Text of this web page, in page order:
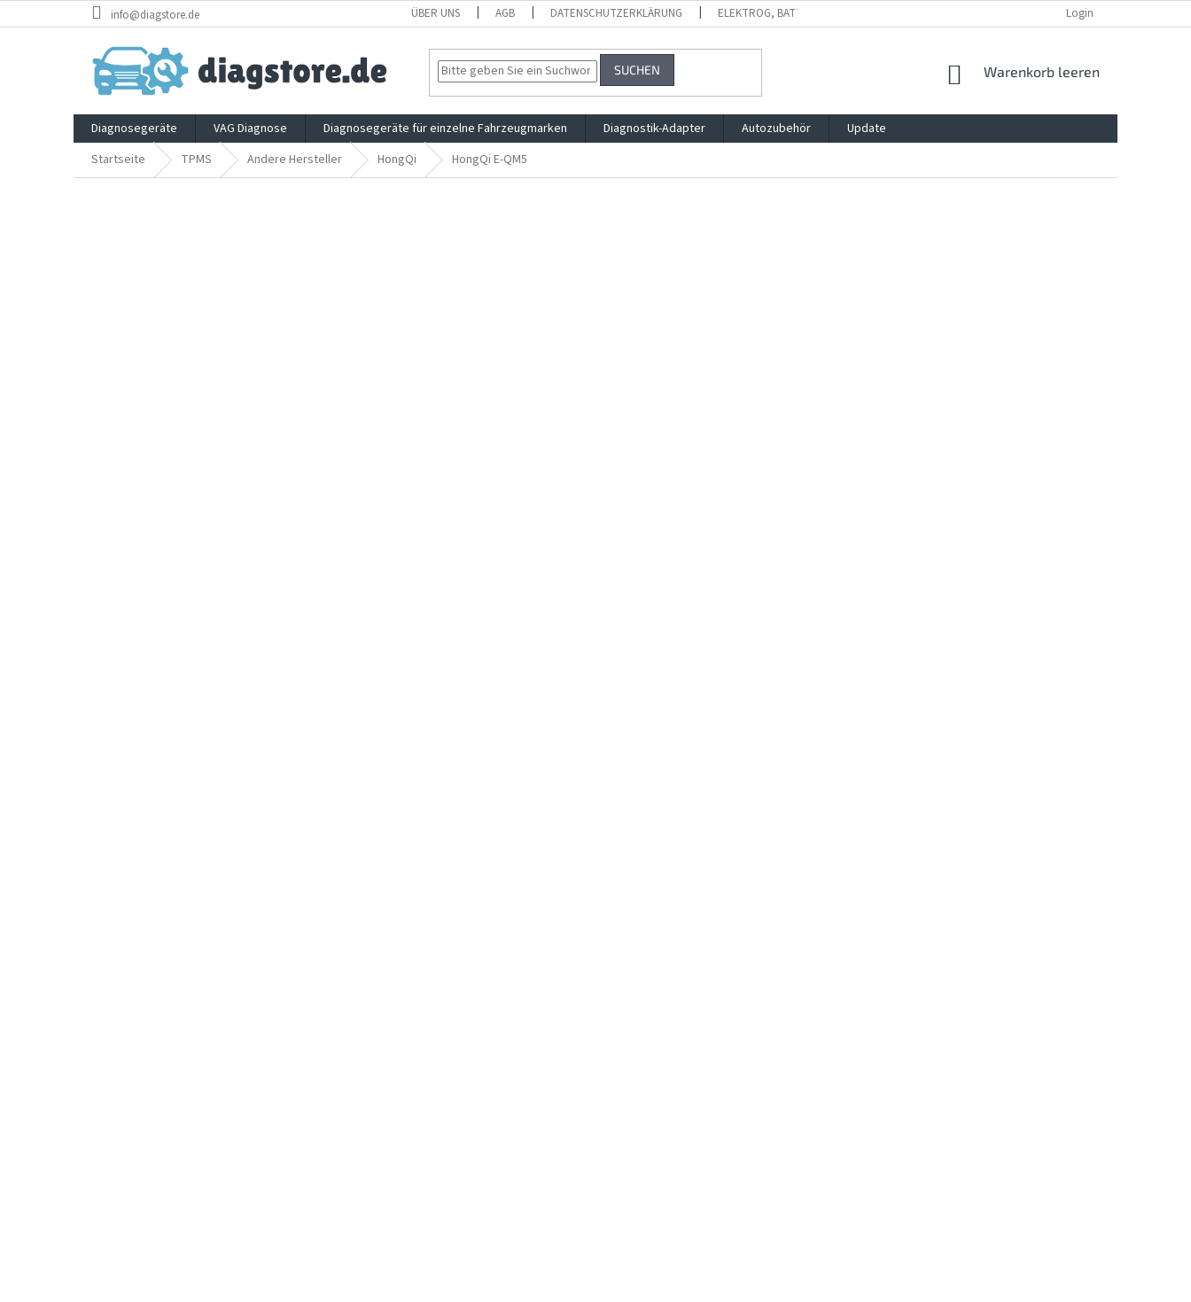
Inhalt
info@diagstore.de ÜBER UNS AGB DATENSCHUTZERKLÄRUNG ELEKTROG, BATTG, VERPACKG REKLAMATION UND WIDDERRUFSRECHT
Login
SUCHEN WARENKORB
Warenkorb leeren
Diagnosegeräte VAG Diagnose Diagnosegeräte für einzelne Fahrzeugmarken Diagnostik-Adapter Autozubehör
Update
Startseite
TPMS Andere Hersteller HongQi HongQi E-QM5